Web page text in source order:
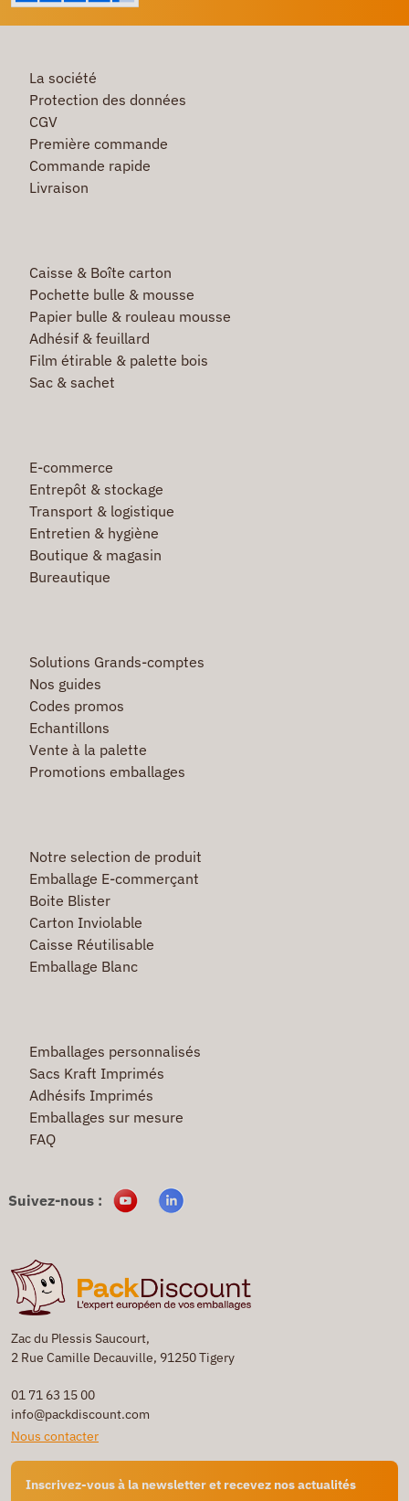
Zac du Plessis Saucourt,
2 Rue Camille Decauville, 91250 Tigery
01 71 63 15 00
info@packdiscount.com
Nous contacter
Inscrivez-vous à la newsletter et recevez nos actualités
La société
Protection des données
CGV
Première commande
Commande rapide
Livraison
Caisse & Boîte carton
Pochette bulle & mousse
Papier bulle & rouleau mousse
Adhésif & feuillard
Film étirable & palette bois
Sac & sachet
E-commerce
Entrepôt & stockage
Transport & logistique
Entretien & hygiène
Boutique & magasin
Bureautique
Solutions Grands-comptes
Nos guides
Codes promos
Echantillons
Vente à la palette
Promotions emballages
Notre selection de produit
Emballage E-commerçant
Boite Blister
Carton Inviolable
Caisse Réutilisable
Emballage Blanc
Emballages personnalisés
Sacs Kraft Imprimés
Adhésifs Imprimés
Emballages sur mesure
FAQ
Suivez-nous :